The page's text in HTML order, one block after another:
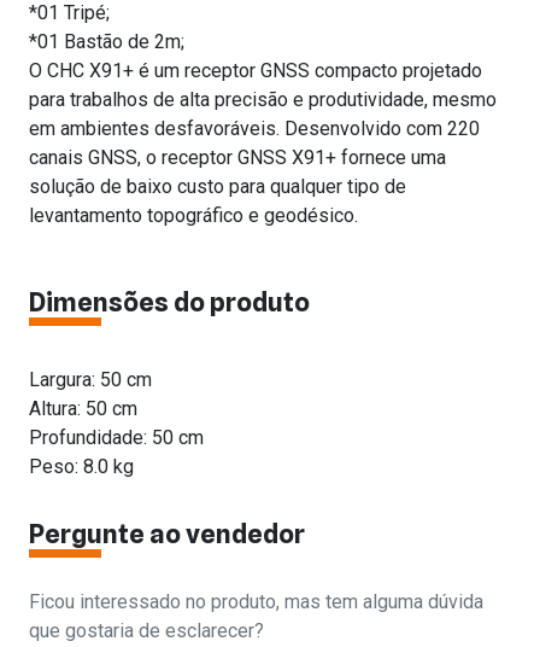
*01 Tripé;
*01 Bastão de 2m;
O CHC X91+ é um receptor GNSS compacto projetado
para trabalhos de alta precisão e produtividade, mesmo
em ambientes desfavoráveis. Desenvolvido com 220
canais GNSS, o receptor GNSS X91+ fornece uma
solução de baixo custo para qualquer tipo de
levantamento topográfico e geodésico.
Dimensões do produto
Largura: 50 cm
Altura: 50 cm
Profundidade: 50 cm
Peso: 8.0 kg
Pergunte ao vendedor
Ficou interessado no produto, mas tem alguma dúvida
que gostaria de esclarecer?